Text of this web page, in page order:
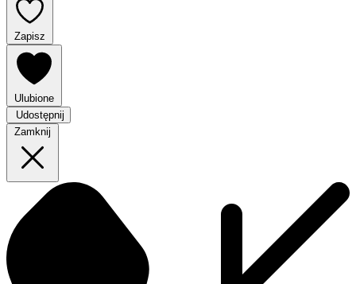
Zapisz
Ulubione
Udostępnij
Zamknij